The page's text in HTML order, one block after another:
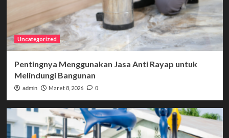
Uncategorized
Pentingnya Menggunakan Jasa Anti Rayap untuk
Melindungi Bangunan
admin Maret 8, 2026 0